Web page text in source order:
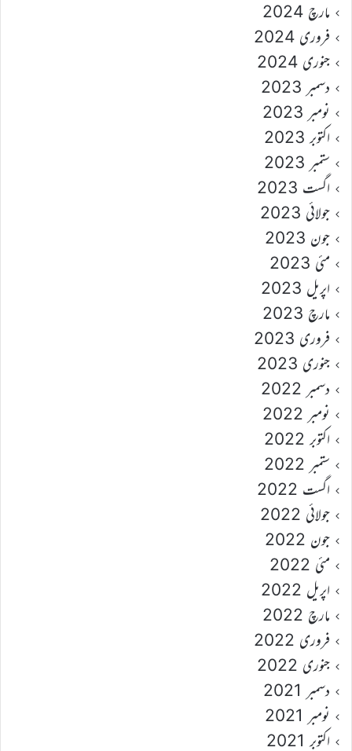
مارچ 2024
فروری 2024
جنوری 2024
دسمبر 2023
نومبر 2023
اکتوبر 2023
ستمبر 2023
اگست 2023
جولائی 2023
جون 2023
مئی 2023
اپریل 2023
مارچ 2023
فروری 2023
جنوری 2023
دسمبر 2022
نومبر 2022
اکتوبر 2022
ستمبر 2022
اگست 2022
جولائی 2022
جون 2022
مئی 2022
اپریل 2022
مارچ 2022
فروری 2022
جنوری 2022
دسمبر 2021
نومبر 2021
اکتوبر 2021